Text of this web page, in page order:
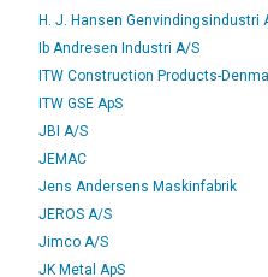
H. J. Hansen Genvindingsindustri
Ib Andresen Industri A/S
ITW Construction Products-
ITW GSE ApS
JBI A/S
JEMAC
Jens Andersens Maskinfabrik
JEROS A/S
Jimco A/S
JK Metal ApS